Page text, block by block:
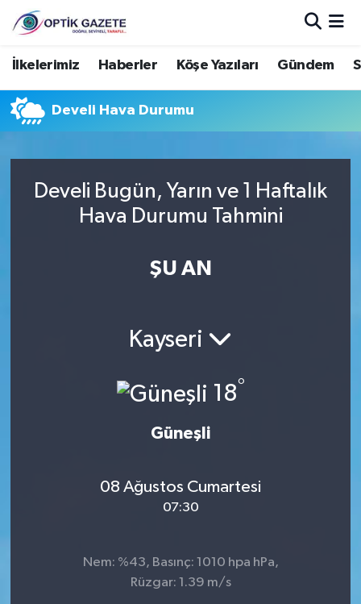
İlkelerimiz Haberler Köşe Yazıları Gündem
Develi Hava Durumu
Develi Bugün, Yarın ve 1 Haftalık
Hava Durumu Tahmini
ŞU AN
Kayseri
18°
Güneşli
08 Ağustos Cumartesi
07:30
Nem: %43, Basınç: 1010 hpa hPa,
Rüzgar: 1.39 m/s
Nöbetçi Eczaneler
Hava Durumu
Trafik Durumu
Süper Lig Puan Durumu ve Fikstür